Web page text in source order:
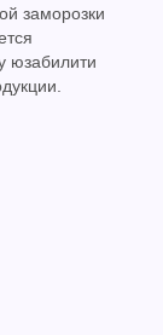
заморозки
юзабилити